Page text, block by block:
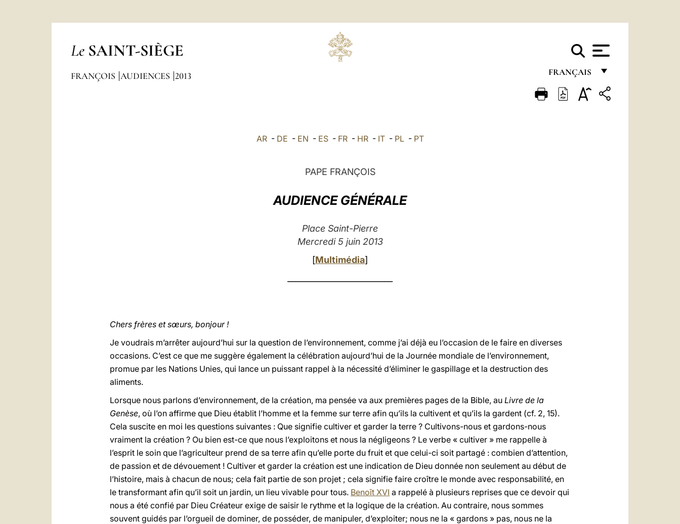
Le SAINT-SIÈGE
FRANÇAIS
FRANÇAIS
FRANÇOIS AUDIENCES 2013
AR- DE - EN - ES- FR- HR- IT- PL- PT
PAPE FRANÇOIS
AUDIENCE GÉNÉRALE
Place Saint-Pierre
Mercredi 5 juin 2013
[Multimédia]
Chers frères et sœurs, bonjour !
Je voudrais m’arrêter aujourd’hui sur la question de l’environnement, comme j’ai déjà eu l’occasion de le faire en diverses
occasions. C’est ce que me suggère également la célébration aujourd’hui de la Journée mondiale de l’environnement,
promue par les Nations Unies, qui lance un puissant rappel à la nécessité d’éliminer le gaspillage et la destruction des
aliments.
Lorsque nous parlons d’environnement, de la création, ma pensée va aux premières pages de la Bible, au Livre de la
Genèse, où l’on affirme que Dieu établit l’homme et la femme sur terre afin qu’ils la cultivent et qu’ils la gardent (cf. 2, 15).
Cela suscite en moi les questions suivantes : Que signifie cultiver et garder la terre ? Cultivons-nous et gardons-nous
vraiment la création ? Ou bien est-ce que nous l’exploitons et nous la négligeons ? Le verbe « cultiver » me rappelle à
l’esprit le soin que l’agriculteur prend de sa terre afin qu’elle porte du fruit et que celui-ci soit partagé : combien d’attention,
de passion et de dévouement ! Cultiver et garder la création est une indication de Dieu donnée non seulement au début de
l’histoire, mais à chacun de nous; cela fait partie de son projet ; cela signifie faire croître le monde avec responsabilité, en
le transformant afin qu’il soit un jardin, un lieu vivable pour tous. Benoît XVI a rappelé à plusieurs reprises que ce devoir qui
nous a été confié par Dieu Créateur exige de saisir le rythme et la logique de la création. Au contraire, nous sommes
souvent guidés par l’orgueil de dominer, de posséder, de manipuler, d’exploiter; nous ne la « gardons » pas, nous ne la